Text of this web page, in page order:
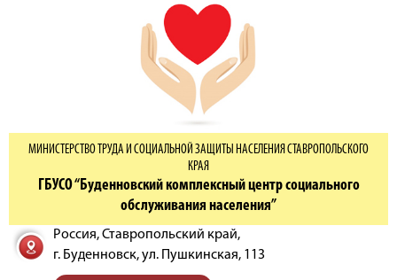
МИНИСТЕРСТВО ТРУДА И СОЦИАЛЬНОЙ ЗАЩИТЫ НАСЕЛЕНИЯ СТАВРОПОЛЬСКОГО
КРАЯ
ГБУСО “Буденновский комплексный центр социального
обслуживания населения”
Россия, Ставропольский край,
г. Буденновск,ул. Пушкинская, 113